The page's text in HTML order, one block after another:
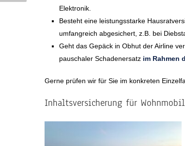
Elektronik.
Besteht eine leistungsstarke
umfangreich abgesichert, z.B. bei
Geht das Gepäck in Obhut der Airline
pauschaler Schadenersatz im Rahmen
Gerne prüfen wir für Sie im konkreten
Inhaltsversicherung für